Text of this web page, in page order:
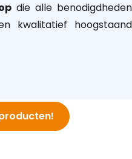
die alle benodigdheden
kwalitatief hoogstaand